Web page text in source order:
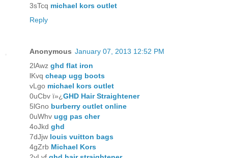
3sTcq michael kors outlet
Reply
Anonymous January 07, 2013 12:52 PM
2lAwz ghd flat iron
lKvq cheap ugg boots
vLgo michael kors outlet
0uCbv ï»¿GHD Hair Straightener
5lGno burberry outlet online
0uWhv ugg pas cher
4oJkd ghd
7dJjw louis vuitton bags
4gZrb Michael Kors